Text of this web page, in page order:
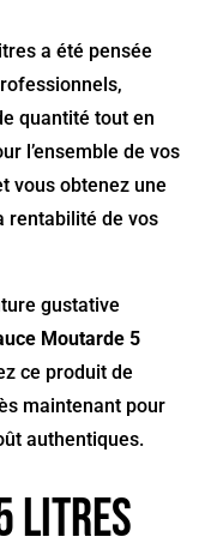
a été pensée
quantité tout en
l’ensemble de vos
vous obtenez une
rentabilité de vos
gustative
Moutarde 5
ce produit de
maintenant pour
authentiques.
litres